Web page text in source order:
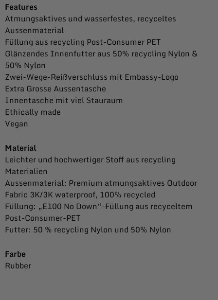
Features
Atmungsaktives und wasserfestes, recyceltes
Aussenmaterial
Füllung aus recycling Post-Consumer PET
Glänzendes Innenfutter aus 50% recycling Nylon &
50% Nylon
Zwei-Wege-Reißverschluss mit Embassy-Logo
Extra Grosse Aussentasche
Innentasche mit viel Stauraum
Ethically made
Vegan
Material
Leichter und hochwertiger Stoff aus recycling
Materialien
Aussenmaterial: Premium atmungsaktives Outdoor
Fabric 3K/3K waterproof, 100% recycled
Füllung: „E100 No Down“-Füllung aus recyceltem
Post-Consumer-PET
Futter: 50 % recycling Nylon und 50% Nylon
Farbe
Rubber